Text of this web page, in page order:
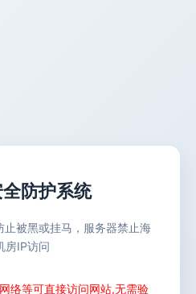
防护系统
止被黑或挂马，服务器禁止海
房IP访问
络等可直接访问网站,无需验